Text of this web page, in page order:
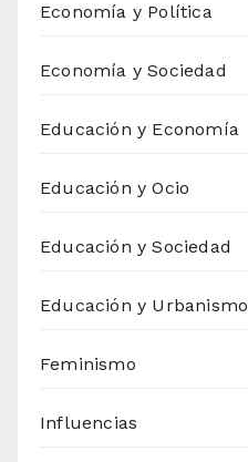
Economía y Política
Economía y Sociedad
Educación y Economía
Educación y Ocio
Educación y Sociedad
Educación y Urbanismo
Feminismo
Influencias